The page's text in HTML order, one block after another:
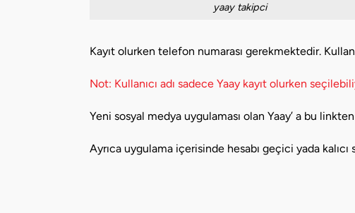
yaay takipci
Kayıt olurken telefon numarası gerekmektedir.
Not: Kullanıcı adı sadece Yaay kayıt olurken
Yeni sosyal medya uygulaması olan Yaay’ a bu
Ayrıca uygulama içerisinde hesabı geçici yada